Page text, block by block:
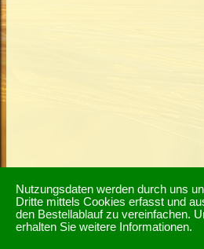
Nutzungsdaten werden durch uns
Dritte mittels Cookies erfasst und
den Bestellablauf zu vereinfachen.
erhalten Sie weitere Informationen.